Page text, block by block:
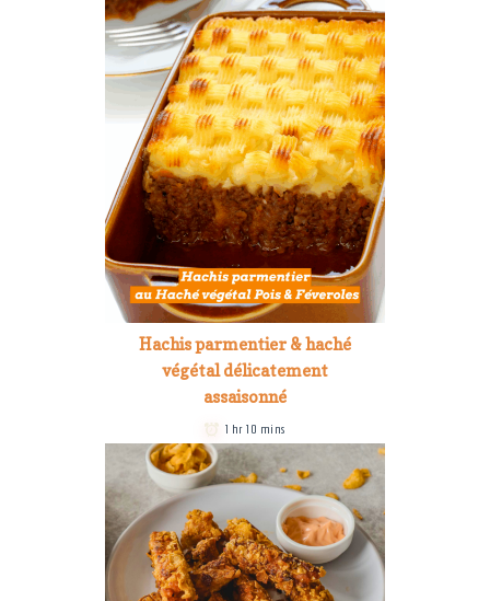
Hachis parmentier & haché
végétal délicatement
assaisonné
1 hr 10 mins